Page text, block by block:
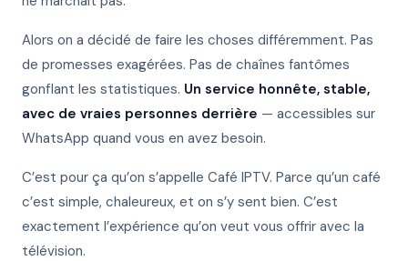
Alors on a décidé de faire les choses différemment. Pas
de promesses exagérées. Pas de chaînes fantômes
gonflant les statistiques. Un service honnête, stable,
avec de vraies personnes derrière — accessibles sur
WhatsApp quand vous en avez besoin.
C’est pour ça qu’on s’appelle Café IPTV. Parce qu’un café
c’est simple, chaleureux, et on s’y sent bien. C’est
exactement l’expérience qu’on veut vous offrir avec la
télévision.